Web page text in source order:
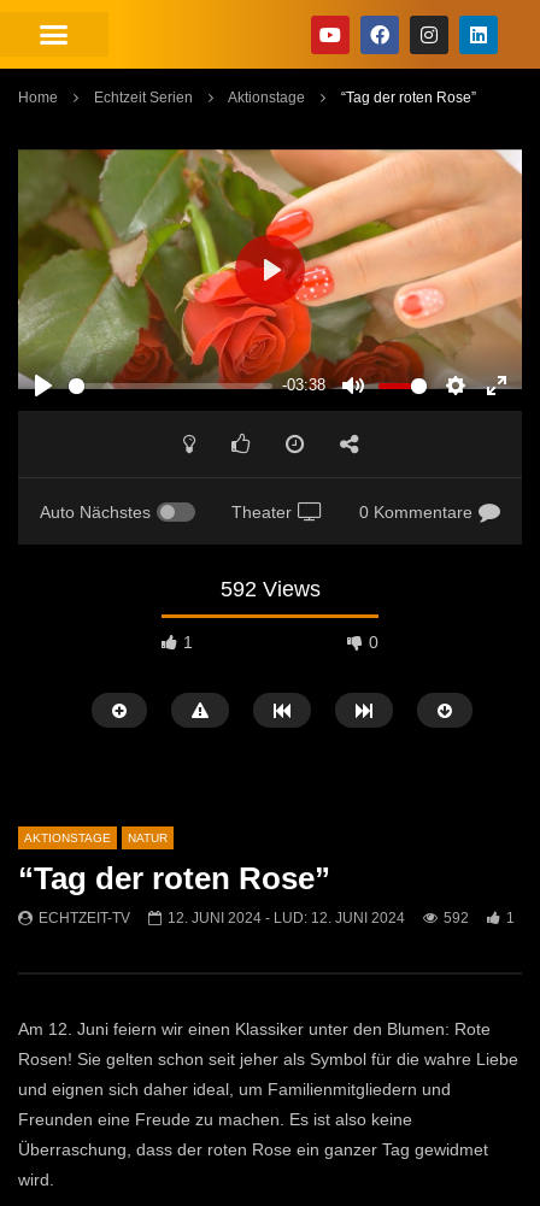
Home Echtzeit Serien Aktionstage “Tag der roten Rose”
PLAY
-03:38
MUTE SETTINGS
PLAY
Auto Nächstes Theater 0 Kommentare
592 Views
1 0
ECHTZEIT-TV
21. OKTOBER 2025
ECHTZEIT-TV
29.
AKTIONSTAGE NATUR
“Tag der roten Rose”
ECHTZEIT-TV 12. JUNI 2024 - LUD: 12. JUNI 2024 592 1
Am 12. Juni feiern wir einen Klassiker unter den Blumen: Rote
Rosen! Sie gelten schon seit jeher als Symbol für die wahre Liebe
und eignen sich daher ideal, um Familienmitgliedern und
Freunden eine Freude zu machen. Es ist also keine
Überraschung, dass der roten Rose ein ganzer Tag gewidmet
wird.